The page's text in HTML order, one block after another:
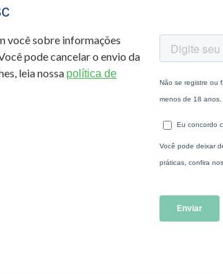
você sobre informações
pode cancelar o envio da
leia nossa política de